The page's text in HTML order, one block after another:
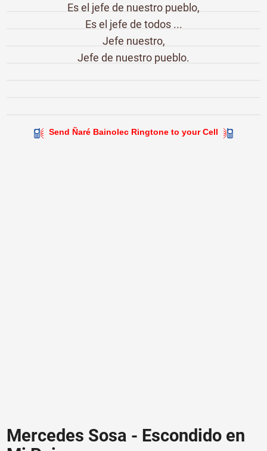
Es el jefe de nuestro pueblo,
Es el jefe de todos ...
Jefe nuestro,
Jefe de nuestro pueblo.
Send Ñaré Bainolec Ringtone to your Cell
Mercedes Sosa - Escondido en